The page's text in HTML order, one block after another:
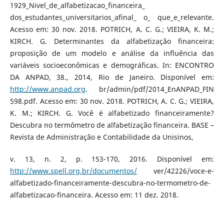
1929_Nivel_de_alfabetizacao_financeira_
dos_estudantes_universitarios_afinal_ o_ que_e_relevante.
Acesso em: 30 nov. 2018. POTRICH, A. C. G.; VIEIRA, K. M.;
KIRCH. G. Determinantes da alfabetização financeira:
proposição de um modelo e análise da influência das
variáveis socioeconômicas e demográficas. In: ENCONTRO
DA ANPAD, 38., 2014, Rio de Janeiro. Disponível em:
http://www.anpad.org. br/admin/pdf/2014_EnANPAD_FIN
598.pdf. Acesso em: 30 nov. 2018. POTRICH, A. C. G.; VIEIRA,
K. M.; KIRCH. G. Você é alfabetizado financeiramente?
Descubra no termômetro de alfabetização financeira. BASE –
Revista de Administração e Contabilidade da Unisinos,
v. 13, n. 2, p. 153-170, 2016. Disponível em:
http://www.spell.org.br/documentos/ver/42226/voce-e-
alfabetizado-financeiramente-descubra-no-termometro-de-
alfabetizacao-financeira. Acesso em: 11 dez. 2018.